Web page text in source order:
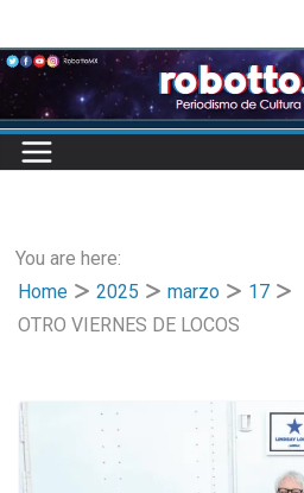
to
content
You are here:
Home
2025 marzo
17
OTRO VIERNES DE LOCOS